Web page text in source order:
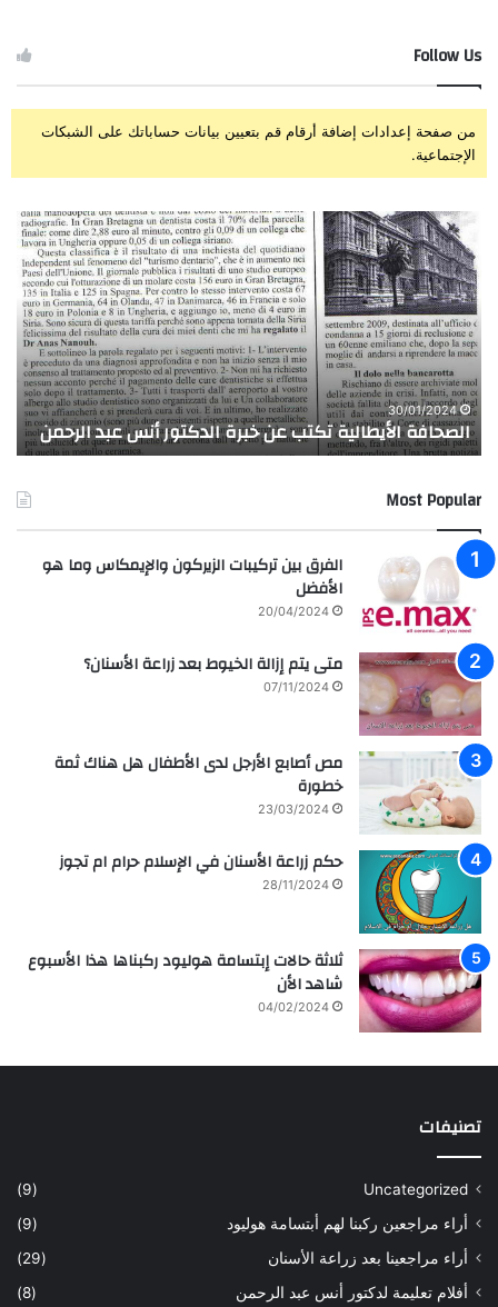
Follow Us
من صفحة إعدادات إضافة أرقام قم بتعيين بيانات حساباتك على الشبكات
الإجتماعية.
الصحافة
الأيطالية
تكتب
عن
خبرة
الدكتور
أنس
عبد
الرحمن30/01/2024
الصحافة الأيطالية تكتب عن خبرة الدكتور أنس عبد الرحمن
Most Popular
الفرق بين تركيبات الزيركون والإيمكاس وما هو
الأفضل
20/04/2024
متى يتم إزالة الخيوط بعد زراعة الأسنان؟
07/11/2024
مص أصابع الأرجل لدى الأطفال هل هناك ثمة
خطورة
23/03/2024
حكم زراعة الأسنان في الإسلام حرام ام تجوز
28/11/2024
ثلاثة حالات إبتسامة هوليود ركبناها هذا الأسبوع
شاهد الأن
04/02/2024
تصنيفات
Uncategorized
(9)
أراء مراجعين ركبنا لهم أبتسامة هوليود
(9)
أراء مراجعينا بعد زراعة الأسنان
(29)
أفلام تعليمة لدكتور أنس عبد الرحمن
(8)